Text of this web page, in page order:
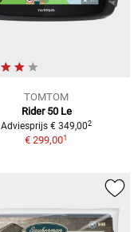
TOMTOM
Rider 50 Le
Adviesprijs € 349,002
€ 299,001